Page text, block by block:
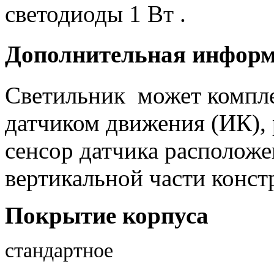
светодиоды 1 Вт .
Дополнительная
Светильник может
датчиком движения (ИК),
сенсор датчика
вертикальной части
Покрытие корпуса
стандартное